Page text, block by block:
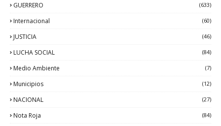
GUERRERO (633)
Internacional (60)
JUSTICIA (46)
LUCHA SOCIAL (84)
Medio Ambiente (7)
Municipios (12)
NACIONAL (27)
Nota Roja (84)